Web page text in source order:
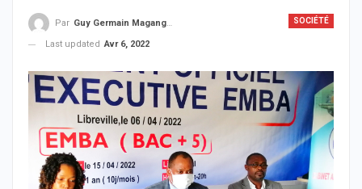
SOCIÉTÉ
Par Guy Germain Maganga Nziengui
Last updated Avr 6, 2022